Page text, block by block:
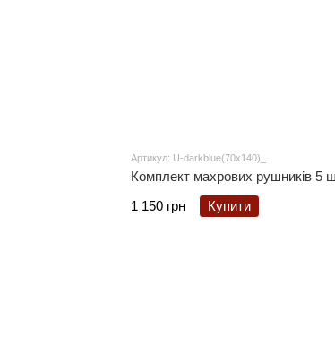
Артикул: U-darkblue(70х140)_
Комплект махрових рушників 5
1 150 грн
Купити